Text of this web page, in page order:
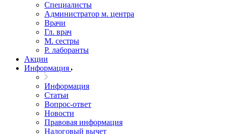
Специалисты
Администратор м. центра
Врачи
Гл. врач
М. сестры
Р. лаборанты
Акции
Информация
Информация
Статьи
Вопрос-ответ
Новости
Правовая информация
Налоговый вычет